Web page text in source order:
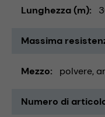
Lunghezza (m)
Massima
Mezzo polvere
Numero di